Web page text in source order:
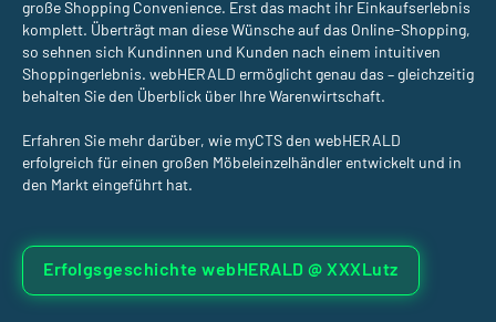
große Shopping Convenience. Erst das macht ihr Einkaufserlebnis
komplett. Überträgt man diese Wünsche auf das Online-Shopping,
so sehnen sich Kundinnen und Kunden nach einem intuitiven
Shoppingerlebnis. webHERALD ermöglicht genau das – gleichzeitig
behalten Sie den Überblick über Ihre Warenwirtschaft.
Erfahren Sie mehr darüber, wie myCTS den webHERALD
erfolgreich für einen großen Möbeleinzelhändler entwickelt und in
den Markt eingeführt hat.
Erfolgsgeschichte webHERALD @ XXXLutz